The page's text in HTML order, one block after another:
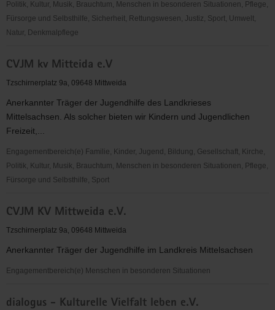
Politik, Kultur, Musik, Brauchtum, Menschen in besonderen Situationen, Pflege,
Fürsorge und Selbsthilfe, Sicherheit, Rettungswesen, Justiz, Sport, Umwelt,
Natur, Denkmalpflege
Kreisverband
Mittweida
CVJM kv Mitteida e.V
Tzschirnerplatz 9a, 09648 Mittweida
Anerkannter Träger der Jugendhilfe des Landkrieses
Mittelsachsen. Als solcher bieten wir Kindern und Jugendlichen
Freizeit,...
Engagementbereich(e) Familie, Kinder, Jugend, Bildung, Gesellschaft, Kirche,
Politik, Kultur, Musik, Brauchtum, Menschen in besonderen Situationen, Pflege,
Fürsorge und Selbsthilfe, Sport
kv
Mitteida
CVJM KV Mittweida e.V.
Tzschirnerplatz 9a, 09648 Mittweida
Anerkannter Träger der Jugendhilfe im Landkreis Mittelsachsen
Engagementbereich(e) Menschen in besonderen Situationen
KV
dialogus - Kulturelle Vielfalt leben e.V.